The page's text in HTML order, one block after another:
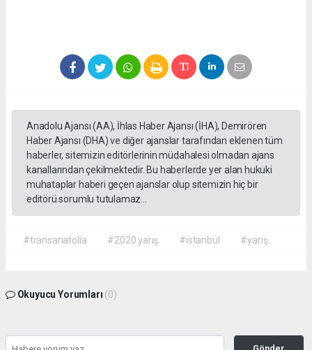
Anadolu Ajansı (AA), İhlas Haber Ajansı (İHA), Demirören
Haber Ajansı (DHA) ve diğer ajanslar tarafından eklenen tüm
haberler, sitemizin editörlerinin müdahalesi olmadan ajans
kanallarından çekilmektedir. Bu haberlerde yer alan hukuki
muhataplar haberi geçen ajanslar olup sitemizin hiç bir
editörü sorumlu tutulamaz...
#transanatolia #2020 yarış #istanbul #yarış
Okuyucu Yorumları (0)